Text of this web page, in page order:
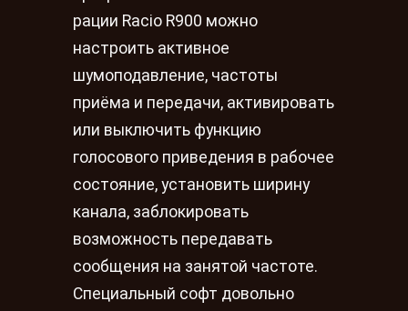
рации Racio R900 можно
настроить активное
шумоподавление, частоты
приёма и передачи, активировать
или выключить функцию
голосового приведения в рабочее
состояние, установить ширину
канала, заблокировать
возможность передавать
сообщения на занятой частоте.
Специальный софт довольно